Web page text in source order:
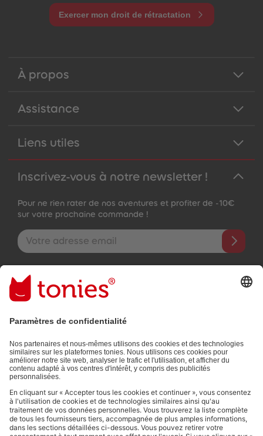
Exercer mon droit de rétractation
À propos
Assistance
Liens utiles
Inscrivez-vous à notre newsletter !
Pour ne rien rater de nos aventures et profiter de -10€
sur votre prochaine commande !
Adresse e-mail
grâce aux informations que vous nous avez fournies (par ex.
données de votre compte) et aux données d'utilisation partagées
à des fins publicitaires (par ex. temps d'écoute). Révocable à tout
Les moyens de paiement :
Liens vers les réseaux sociaux